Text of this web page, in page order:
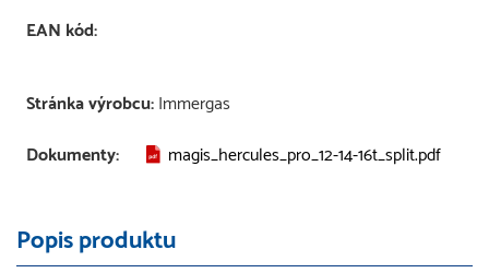
EAN kód:
Stránka výrobcu:Immergas
Dokumenty:
magis_hercules_pro_12-14-16t_split.pdf
Popis produktu